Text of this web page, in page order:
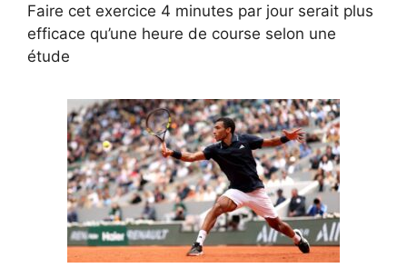
Faire cet exercice 4 minutes par jour serait plus
efficace qu’une heure de course selon une
étude